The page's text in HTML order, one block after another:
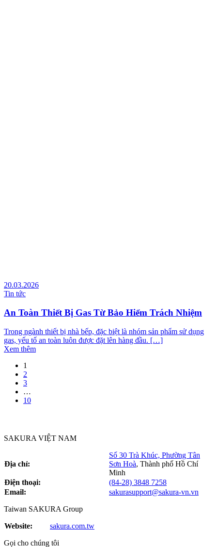
20.03.2026
Tin tức
An Toàn Thiết Bị Gas Từ Bảo Hiểm Trách Nhiệm
Trong ngành thiết bị nhà bếp, đặc biệt là nhóm sản phẩm sử dụng
gas, yếu tố an toàn luôn được đặt lên hàng đầu. […]
Xem thêm
1
2
3
…
10
SAKURA VIỆT NAM
Địa chỉ:
Số 30 Trà Khúc, Phường Tân
Sơn Hoà, Thành phố Hồ Chí
Minh
Điện thoại:
(84-28) 3848 7258
Email:
sakurasupport@sakura-vn.vn
Taiwan SAKURA Group
Website: sakura.com.tw
Gọi cho chúng tôi